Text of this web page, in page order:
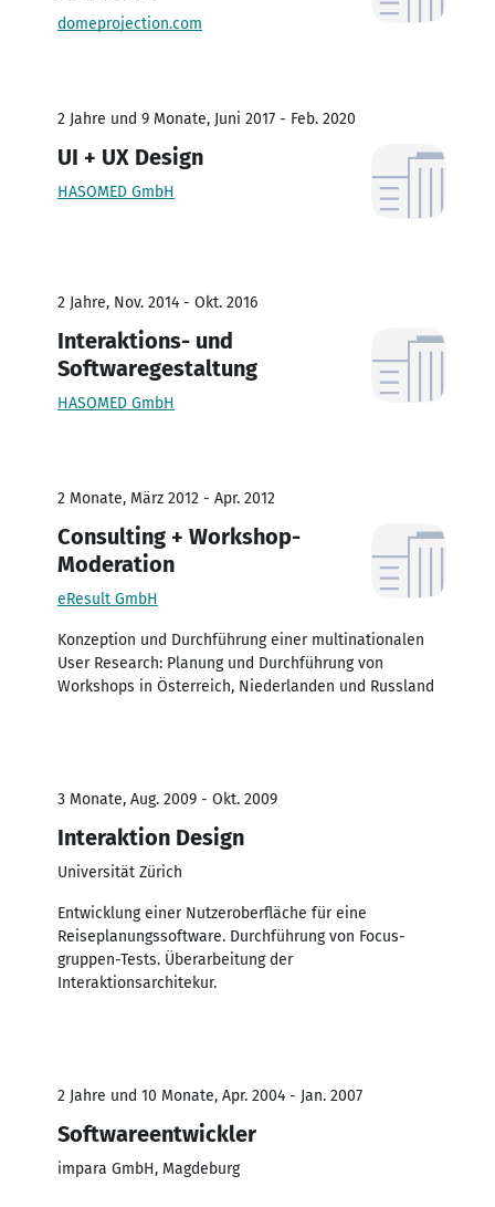
domeprojection.com
2 Jahre und 9 Monate, Juni 2017 - Feb. 2020
UI + UX Design
HASOMED GmbH
2 Jahre, Nov. 2014 - Okt. 2016
Interaktions- und
Softwaregestaltung
HASOMED GmbH
2 Monate, März 2012 - Apr. 2012
Consulting + Workshop-
Moderation
eResult GmbH
Konzeption und Durchführung einer multinationalen
User Research: Planung und Durchführung von
Workshops in Österreich, Niederlanden und Russland
3 Monate, Aug. 2009 - Okt. 2009
Interaktion Design
Universität Zürich
Entwicklung einer Nutzeroberfläche für eine
Reiseplanungssoftware. Durchführung von Focus-
gruppen-Tests. Überarbeitung der
Interaktionsarchitekur.
2 Jahre und 10 Monate, Apr. 2004 - Jan. 2007
Softwareentwickler
impara GmbH, Magdeburg